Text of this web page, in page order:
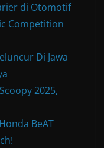
di Otomotif
Competition
Di Jawa
2025,
BeAT